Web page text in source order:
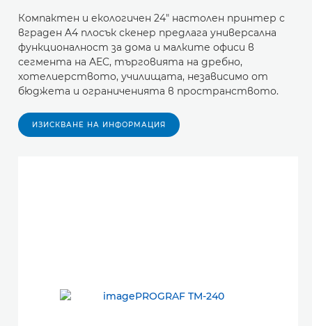
Компактен и екологичен 24" настолен принтер с
вграден A4 плосък скенер предлага универсална
функционалност за дома и малките офиси в
сегмента на AEC, търговията на дребно,
хотелиерството, училищата, независимо от
бюджета и ограниченията в пространството.
ИЗИСКВАНЕ НА ИНФОРМАЦИЯ